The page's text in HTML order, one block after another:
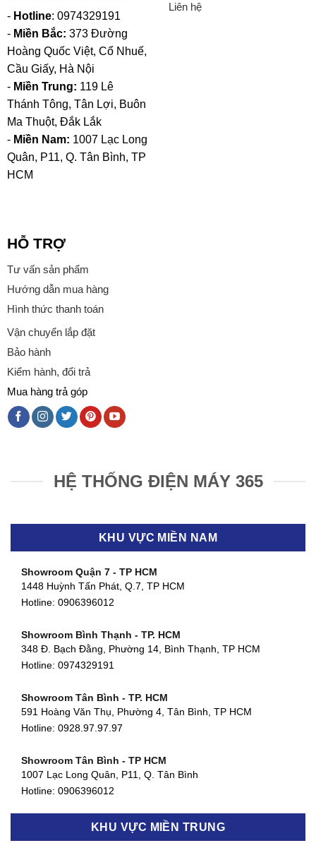
- Hotline: 0974329191
- Miền Bắc: 373 Đường
Hoàng Quốc Việt, Cổ Nhuế,
Cầu Giấy, Hà Nội
- Miền Trung: 119 Lê
Thánh Tông, Tân Lợi, Buôn
Ma Thuột, Đắk Lắk
- Miền Nam: 1007 Lạc Long
Quân, P11, Q. Tân Bình, TP
HCM
Liên hệ
HỖ TRỢ
Tư vấn sản phẩm
Hướng dẫn mua hàng
Hình thức thanh toán
Vận chuyển lắp đặt
Bảo hành
Kiểm hành, đổi trả
Mua hàng trả góp
HỆ THỐNG ĐIỆN MÁY 365
KHU VỰC MIỀN NAM
Showroom Quận 7 - TP HCM
1448 Huỳnh Tấn Phát, Q.7, TP HCM
Hotline: 0906396012
Showroom Bình Thạnh - TP. HCM
348 Đ. Bạch Đằng, Phường 14, Bình Thạnh, TP HCM
Hotline: 0974329191
Showroom Tân Bình - TP. HCM
591 Hoàng Văn Thụ, Phường 4, Tân Bình, TP HCM
Hotline: 0928.97.97.97
Showroom Tân Bình - TP HCM
1007 Lạc Long Quân, P11, Q. Tân Bình
Hotline: 0906396012
Showroom Biên Hòa - Đồng Nai
KHU VỰC MIỀN TRUNG